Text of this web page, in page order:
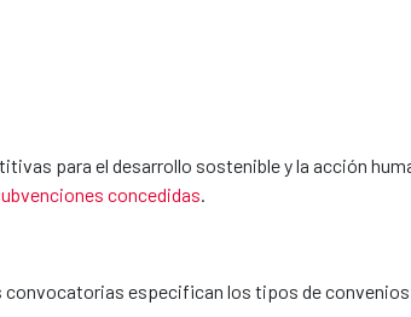
para el desarrollo sostenible y la acción
concedidas
convocatorias especifican los tipos de convenios